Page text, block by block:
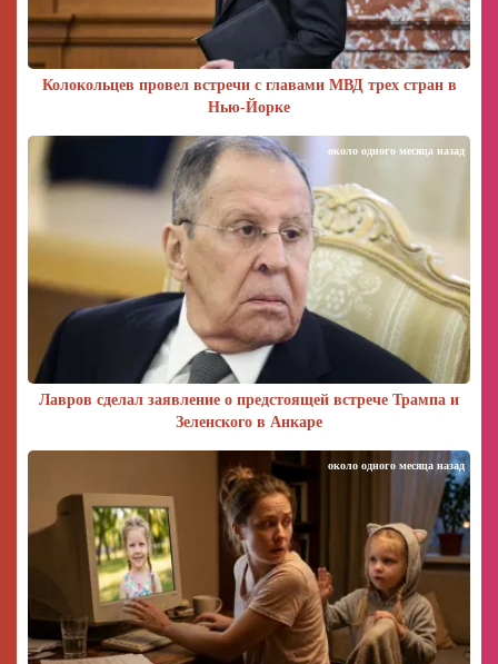
Колокольцев провел встречи с главами МВД трех стран в
Нью-Йорке
Лавров сделал заявление о предстоящей встрече Трампа и
Зеленского в Анкаре
около одного месяца назад
около одного месяца назад